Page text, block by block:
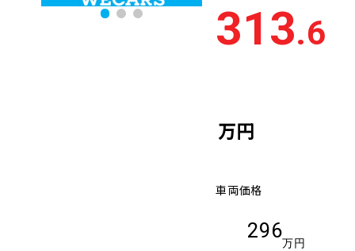
313.6
万円
車両価格
296
万円